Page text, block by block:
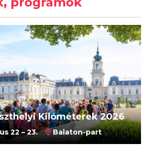
Kilóméterek 2026
22 – 23. Balaton-part